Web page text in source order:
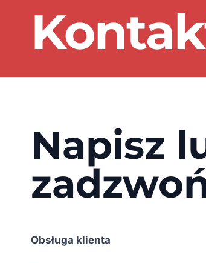
Napisz
Obsługa klienta